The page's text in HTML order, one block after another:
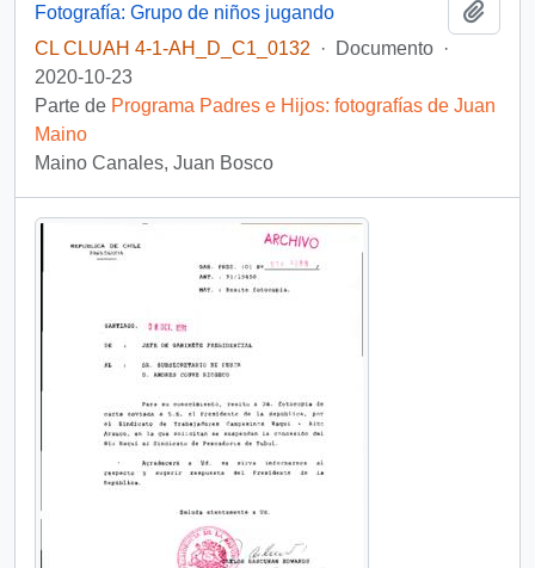
Fotografía: Grupo de niños jugando
CL CLUAH 4-1-AH_D_C1_0132
· Documento ·
2020-10-23
Parte de Programa Padres e Hijos: fotografías de Juan
Maino
Maino Canales, Juan Bosco